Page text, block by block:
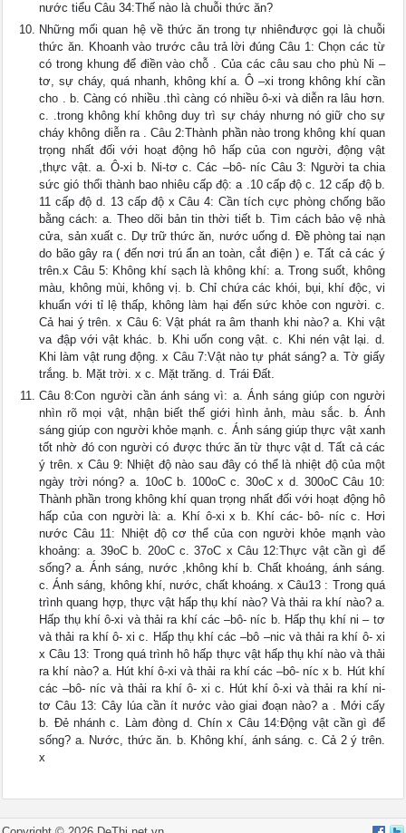
nước tiểu Câu 34:Thế nào là chuỗi thức ăn?
Những mối quan hệ về thức ăn trong tự nhiênđược gọi là chuỗi
thức ăn. Khoanh vào trước câu trả lời đúng Câu 1: Chọn các từ
có trong khung để điền vào chỗ . Của các câu sau cho phù Ni –
tơ, sự cháy, quá nhanh, không khí a. Ô –xi trong không khí cần
cho . b. Càng có nhiều .thì càng có nhiều ô-xi và diễn ra lâu hơn.
c. .trong không khí không duy trì sự cháy nhưng nó giữ cho sự
cháy không diễn ra . Câu 2:Thành phần nào trong không khí quan
trọng nhất đối với hoạt động hô hấp của con người, động vật
,thực vật. a. Ô-xi b. Ni-tơ c. Các –bô- níc Câu 3: Người ta chia
sức gió thổi thành bao nhiêu cấp độ: a .10 cấp độ c. 12 cấp độ b.
11 cấp độ d. 13 cấp độ x Câu 4: Cần tích cực phòng chống bão
bằng cách: a. Theo dõi bản tin thời tiết b. Tìm cách bảo vệ nhà
cửa, sản xuất c. Dự trữ thức ăn, nước uống d. Đề phòng tai nạn
do bão gây ra ( đến nơi trú ẩn an toàn, cắt điện ) e. Tất cả các ý
trên.x Câu 5: Không khí sạch là không khí: a. Trong suốt, không
màu, không mùi, không vị. b. Chỉ chứa các khói, bụi, khí độc, vi
khuẩn với tỉ lệ thấp, không làm hại đến sức khỏe con người. c.
Cả hai ý trên. x Câu 6: Vật phát ra âm thanh khi nào? a. Khi vật
va đập với vật khác. b. Khi uốn cong vật. c. Khi nén vật lại. d.
Khi làm vật rung động. x Câu 7:Vật nào tự phát sáng? a. Tờ giấy
trắng. b. Mặt trời. x c. Mặt trăng. d. Trái Đất.
Câu 8:Con người cần ánh sáng vì: a. Ánh sáng giúp con người
nhìn rõ mọi vật, nhận biết thế giới hình ảnh, màu sắc. b. Ánh
sáng giúp con người khỏe mạnh. c. Ánh sáng giúp thực vật xanh
tốt nhờ đó con người có được thức ăn từ thực vật d. Tất cả các
ý trên. x Câu 9: Nhiệt độ nào sau đây có thể là nhiệt độ của một
ngày trời nóng? a. 10oC b. 100oC c. 30oC x d. 300oC Câu 10:
Thành phần trong không khí quan trọng nhất đối với hoạt động hô
hấp của con người là: a. Khí ô-xi x b. Khí các- bô- níc c. Hơi
nước Câu 11: Nhiệt độ cơ thể của con người khỏe mạnh vào
khoảng: a. 39oC b. 20oC c. 37oC x Câu 12:Thực vật cần gì để
sống? a. Ánh sáng, nước ,không khí b. Chất khoáng, ánh sáng.
c. Ánh sáng, không khí, nước, chất khoáng. x Câu13 : Trong quá
trình quang hợp, thực vật hấp thụ khí nào? Và thải ra khí nào? a.
Hấp thụ khí ô-xi và thải ra khí các –bô- níc b. Hấp thụ khí ni – tơ
và thải ra khí ô- xi c. Hấp thụ khí các –bô –nic và thải ra khí ô- xi
x Câu 13: Trong quá trình hô hấp thực vật hấp thụ khí nào và thải
ra khí nào? a. Hút khí ô-xi và thải ra khí các –bô- níc x b. Hút khí
các –bô- níc và thải ra khí ô- xi c. Hút khí ô-xi và thải ra khí ni-
tơ Câu 13: Cây lúa cần ít nước vào giai đoạn nào? a . Mới cấy
b. Đẻ nhánh c. Làm đòng d. Chín x Câu 14:Động vật cần gì để
sống? a. Nước, thức ăn. b. Không khí, ánh sáng. c. Cả 2 ý trên.
x